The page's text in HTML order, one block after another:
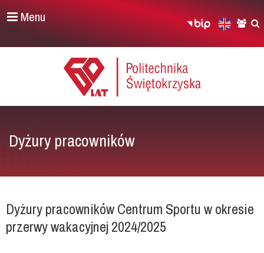
Menu
Dyżury pracowników
Dyżury pracowników Centrum Sportu w okresie
przerwy wakacyjnej 2024/2025